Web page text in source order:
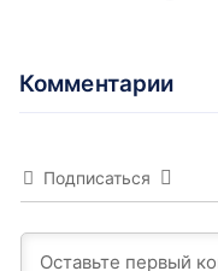
Комментарии
Подписаться